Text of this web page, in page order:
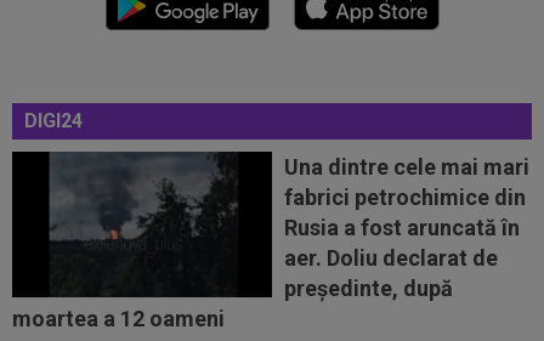
DIGI24
Una dintre cele mai mari
fabrici petrochimice din
Rusia a fost aruncată în
aer. Doliu declarat de
președinte, după
moartea a 12 oameni
12:27
Verdictul specialistului, după ce Universitatea
Craiova a cerut penalty în...
12:25
Ce a postat soția lui Denis Drăguș, atacantul
disputat de FCSB și CFR
Real Madrid s-a reorientat după refuzul lui
Rodri. 90 de milioane de euro!